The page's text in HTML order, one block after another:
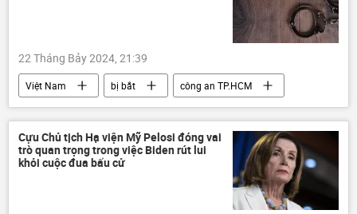
22 Tháng Bảy 2024, 21:39
Việt Nam bị bắt
công an TP.HCM
Bộ Công an Việt Nam
Pháp luật
Cựu Chủ tịch Hạ viện Mỹ Pelosi đóng vai
trò quan trọng trong việc Biden rút lui
khỏi cuộc đua bấu cử